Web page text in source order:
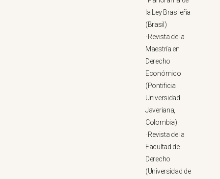
la Ley Brasileña
(Brasil)
·Revista de la
Maestría en
Derecho
Económico
(Pontificia
Universidad
Javeriana,
Colombia)
·Revista de la
Facultad de
Derecho
(Universidad de